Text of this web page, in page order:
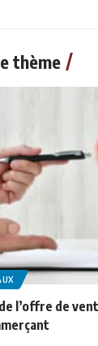
thème
l’offre de